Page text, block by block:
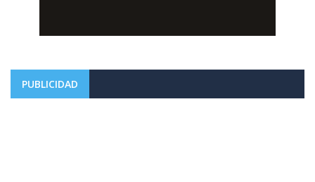
PUBLICIDAD